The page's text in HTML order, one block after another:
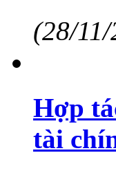
(28/
Hợp
tài